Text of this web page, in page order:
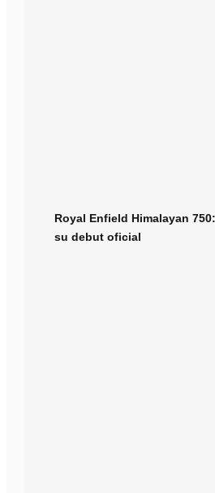
Royal Enfield Himalayan
su debut oficial